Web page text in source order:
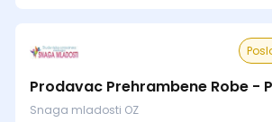
Prodavac Prehrambene Robe -
Snaga mladosti OZ